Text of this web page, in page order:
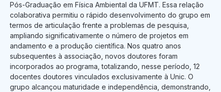
Pós-Graduação em Física Ambiental da UFMT. Essa relação
colaborativa permitiu o rápido desenvolvimento do grupo em
termos de articulação frente a problemas de pesquisa,
ampliando significativamente o número de projetos em
andamento e a produção científica. Nos quatro anos
subsequentes à associação, novos doutores foram
incorporados ao programa, totalizando, nesse período, 12
docentes doutores vinculados exclusivamente à Unic. O
grupo alcançou maturidade e independência, demonstrando,